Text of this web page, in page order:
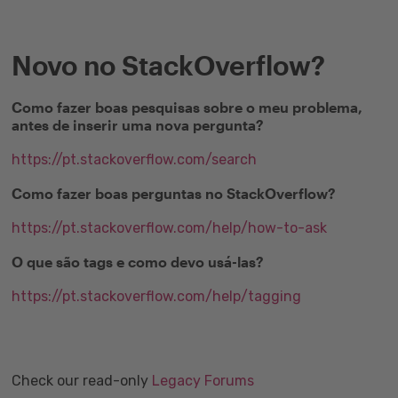
Novo no StackOverflow?
Como fazer boas pesquisas sobre o meu problema,
antes de inserir uma nova pergunta?
https://pt.stackoverflow.com/search
Como fazer boas perguntas no StackOverflow?
https://pt.stackoverflow.com/help/how-to-ask
O que são tags e como devo usá-las?
https://pt.stackoverflow.com/help/tagging
Check our read-only Legacy Forums